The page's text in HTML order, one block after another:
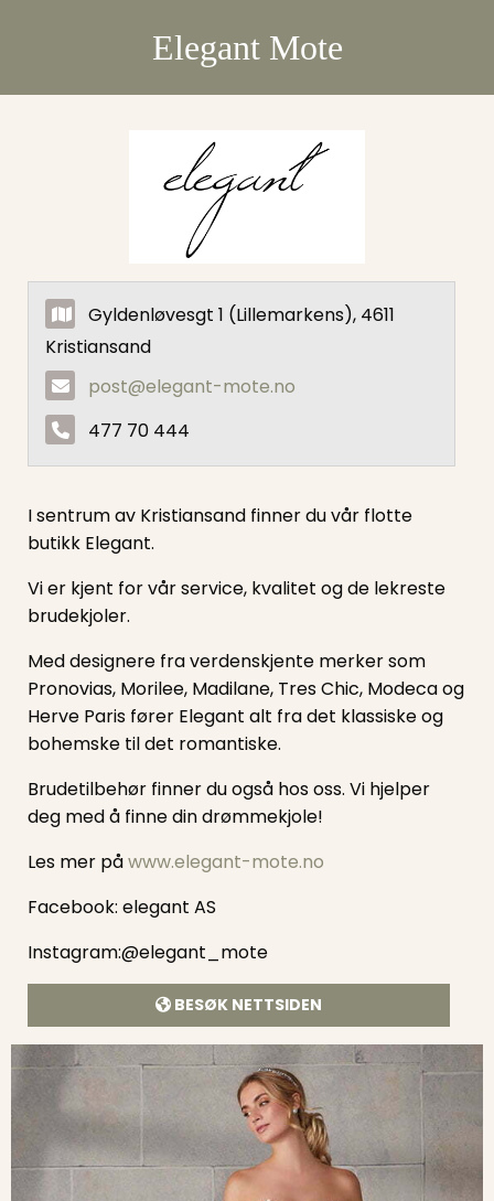
Elegant Mote
I sentrum av Kristiansand finner du vår flotte
butikk Elegant.
Vi er kjent for vår service, kvalitet og de lekreste
brudekjoler.
Med designere fra verdenskjente merker som
Pronovias, Morilee, Madilane, Tres Chic, Modeca og
Herve Paris fører Elegant alt fra det klassiske og
bohemske til det romantiske.
Brudetilbehør finner du også hos oss. Vi hjelper
deg med å finne din drømmekjole!
Les mer påwww.elegant-mote.no
Facebook: elegant AS
Instagram:@elegant_mote
BESØK NETTSIDEN
Gyldenløvesgt 1 (Lillemarkens), 4611
Kristiansand
post@elegant-mote.no
477 70 444